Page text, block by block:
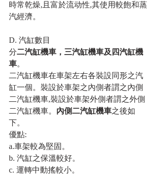
時常乾燥,且富於流动性,其使用較飽和蒸
汽經濟。
D. 汽缸數目
分二汽缸機車，三汽缸機車及四汽缸機
車。
二汽缸機車在車架左右各裝設同形之汽
缸一個。裝設於車架之內側者謂之內側
二汽缸機車,裝設於車架外側者謂之外側
二汽缸機車。 內側二汽缸機車之後如
下。
優點:
a.車架較為堅固。
b. 汽缸之保溫較好。
c. 運轉中動搖較小。